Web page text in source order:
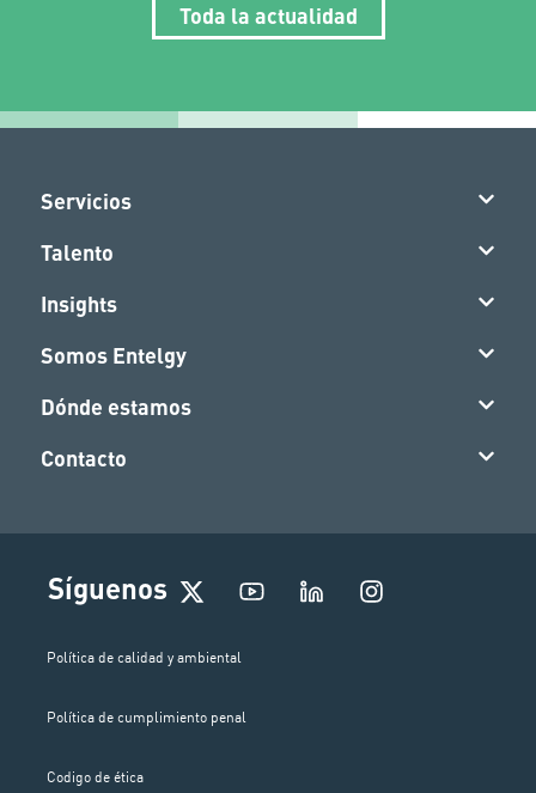
Toda la actualidad
Servicios
Talento
Insights
Somos Entelgy
Dónde estamos
Contacto
Síguenos
I
n
Política de calidad y ambiental
Política de cumplimiento penal
Codigo de ética